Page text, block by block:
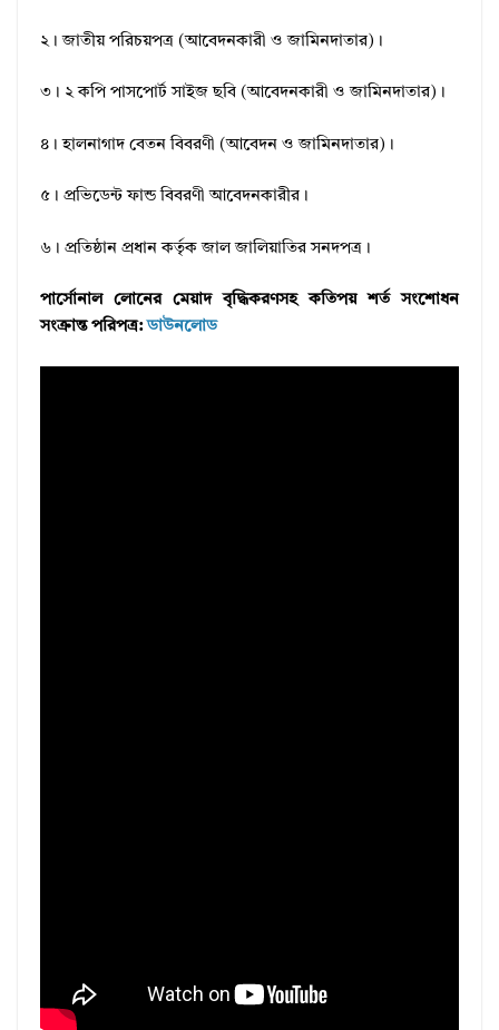
২। জাতীয় পরিচয়পত্র (আবেদনকারী ও জামিনদাতার)।
৩। ২ কপি পাসপোর্ট সাইজ ছবি (আবেদনকারী ও জামিনদাতার)।
৪। হালনাগাদ বেতন বিবরণী (আবেদন ও জামিনদাতার)।
৫। প্রভিডেন্ট ফান্ড বিবরণী আবেদনকারীর।
৬। প্রতিষ্ঠান প্রধান কর্তৃক জাল জালিয়াতির সনদপত্র।
পার্সোনাল লােনের মেয়াদ বৃদ্ধিকরণসহ কতিপয় শর্ত সংশােধন
সংক্রান্ত পরিপত্র:ডাউনলোড